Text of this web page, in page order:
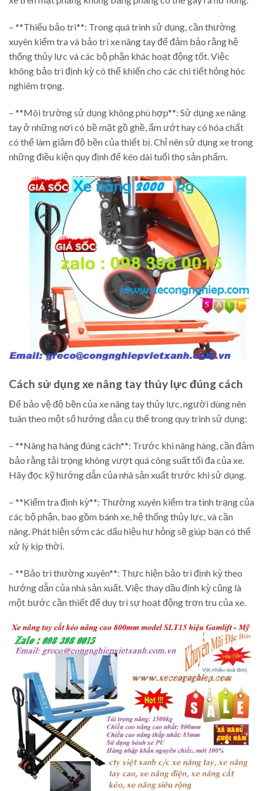
– **Thiếu bảo trì**: Trong quá trình sử dụng, cần thường
xuyên kiểm tra và bảo trì xe nâng tay để đảm bảo rằng hệ
thống thủy lực và các bộ phận khác hoạt động tốt. Việc
không bảo trì định kỳ có thể khiến cho các chi tiết hỏng hóc
nghiêm trọng.
– **Môi trường sử dụng không phù hợp**: Sử dụng xe nâng
tay ở những nơi có bề mặt gồ ghề, ẩm ướt hay có hóa chất
có thể làm giảm độ bền của thiết bị. Chỉ nên sử dụng xe trong
những điều kiện quy định để kéo dài tuổi thọ sản phẩm.
Cách sử dụng xe nâng tay thủy lực đúng cách
Để bảo vệ độ bền của xe nâng tay thủy lực, người dùng nên
tuân theo một số hướng dẫn cụ thể trong quy trình sử dụng:
– **Nâng hạ hàng đúng cách**: Trước khi nâng hàng, cần đảm
bảo rằng tải trọng không vượt quá công suất tối đa của xe.
Hãy đọc kỹ hướng dẫn của nhà sản xuất trước khi sử dụng.
– **Kiểm tra định kỳ**: Thường xuyên kiểm tra tình trạng của
các bộ phận, bao gồm bánh xe, hệ thống thủy lực, và cần
nâng. Phát hiện sớm các dấu hiệu hư hỏng sẽ giúp bạn có thể
xử lý kịp thời.
– **Bảo trì thường xuyên**: Thực hiện bảo trì định kỳ theo
hướng dẫn của nhà sản xuất. Việc thay dầu định kỳ cũng là
một bước cần thiết để duy trì sự hoạt động trơn tru của xe.